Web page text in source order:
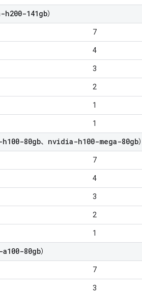
141gb）
7
4
3
2
1
1
80gb、 nvidia-h100-mega-80gb）
7
4
3
2
1
80gb）
7
3